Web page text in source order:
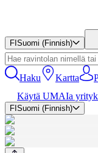
FI Suomi (Finnish)
Haku Kartta
Käytä UMAIa
FI Suomi (Finnish)